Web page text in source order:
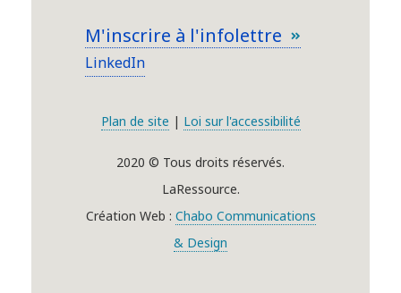
M'inscrire à l'infolettre
LinkedIn
Plan de site | Loi sur l'accessibilité
2020 © Tous droits réservés.
LaRessource.
Création Web : Chabo Communications
& Design